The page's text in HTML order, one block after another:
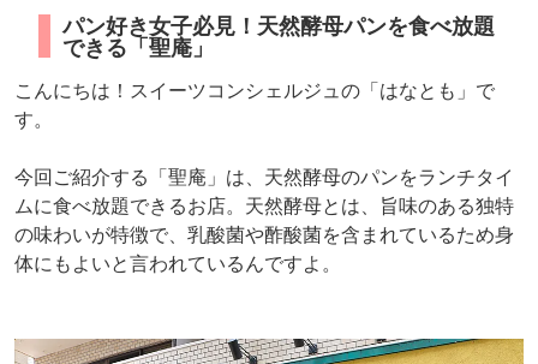
パン好き女子必見！天然酵母パンを食べ放題
できる「聖庵」
こんにちは！スイーツコンシェルジュの「はなとも」で
す。
今回ご紹介する「聖庵」は、天然酵母のパンをランチタイ
ムに食べ放題できるお店。天然酵母とは、旨味のある独特
の味わいが特徴で、乳酸菌や酢酸菌を含まれているため身
体にもよいと言われているんですよ。